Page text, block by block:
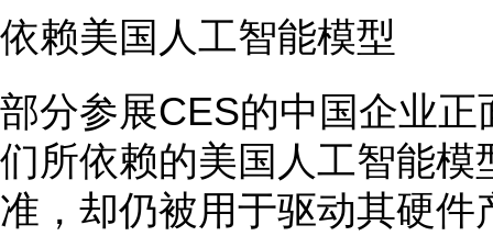
依赖美国人工智能模型
部分参展CES的中国企业
们所依赖的美国人工智能
准，却仍被用于驱动其硬